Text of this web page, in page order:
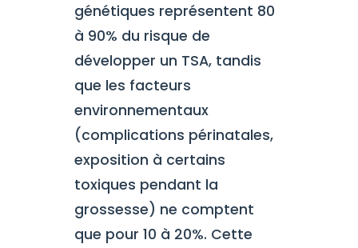
génétiques représentent 80
à 90% du risque de
développer un TSA, tandis
que les facteurs
environnementaux
(complications périnatales,
exposition à certains
toxiques pendant la
grossesse) ne comptent
que pour 10 à 20%. Cette